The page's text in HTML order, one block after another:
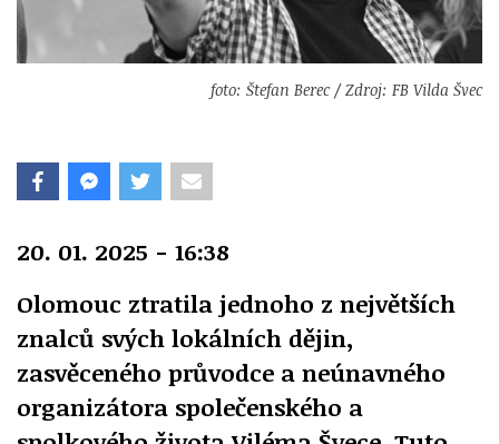
foto: Štefan Berec / Zdroj: FB Vilda Švec
20. 01. 2025 - 16:38
Olomouc ztratila jednoho z největších
znalců svých lokálních dějin,
zasvěceného průvodce a neúnavného
organizátora společenského a